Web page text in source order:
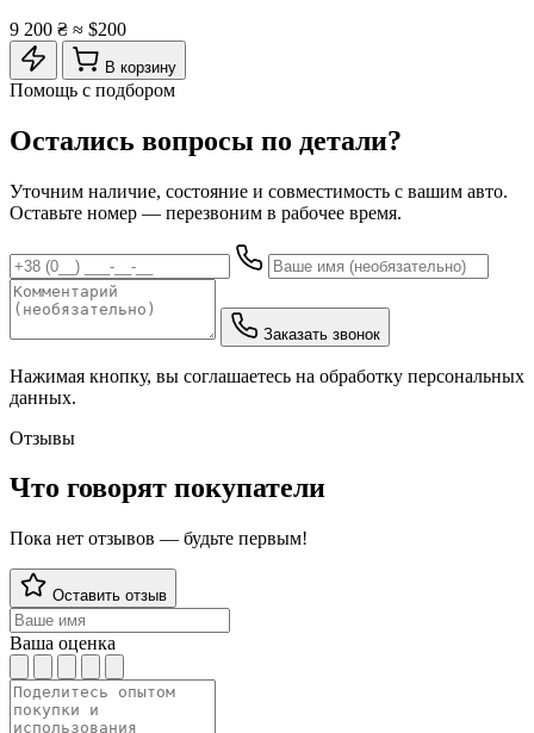
9 200 ₴ ≈ $200
В корзину
Помощь с подбором
Остались вопросы по детали?
Уточним наличие, состояние и совместимость с вашим авто.
Оставьте номер — перезвоним в рабочее время.
Заказать звонок
Нажимая кнопку, вы соглашаетесь на обработку персональных
данных.
Отзывы
Что говорят покупатели
Пока нет отзывов — будьте первым!
Оставить отзыв
Ваша оценка